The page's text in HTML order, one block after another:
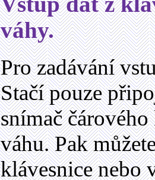
váhy.
Pro zadávání
Stačí pouze
snímač
váhu. Pak
klávesnice nebo